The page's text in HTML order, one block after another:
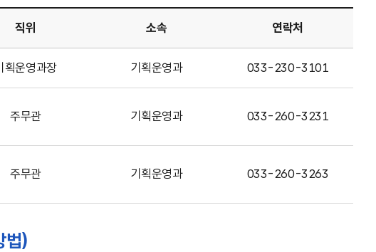
직위 소속 연락처
획운영과장 기획운영과 033-230-3101
주무관 기획운영과 033-260-3231
주무관 기획운영과 033-260-3263
법)